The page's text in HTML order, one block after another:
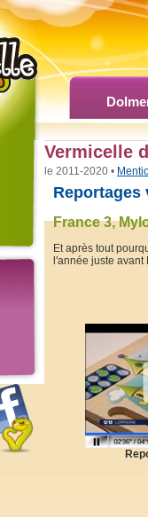
Vermicelle
Reportages
France 3,
Et après tout
l'année juste
©Vermicelle 2011-2020 •